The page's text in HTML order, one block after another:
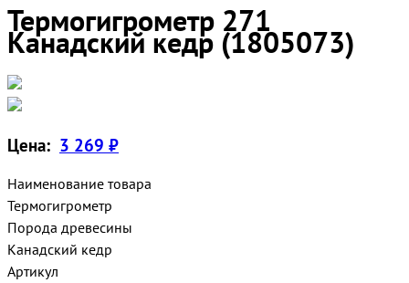
Термогигрометр 271
Канадский кедр (1805073)
Цена: 3 269 ₽
Наименование товара
Термогигрометр
Порода древесины
Канадский кедр
Артикул